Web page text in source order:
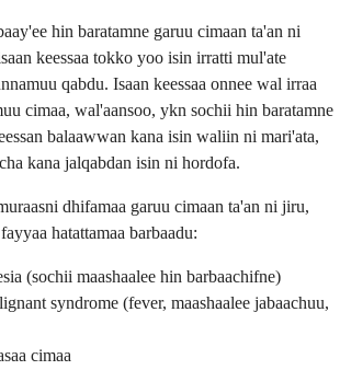
hin baratamne garuu cimaan ta'an ni
keessaa tokko yoo isin irratti mul'ate
qabdu. Isaan keessaa onnee wal irraa
cimaa, wal'aansoo, ykn sochii hin baratamne
balaawwan kana isin waliin ni mari'ata,
kana jalqabdan isin ni hordofa.
dhifamaa garuu cimaan ta'an ni jiru,
hatattamaa barbaadu:
(sochii maashaalee hin barbaachifne)
syndrome (fever, maashaalee jabaachuu,
cimaa